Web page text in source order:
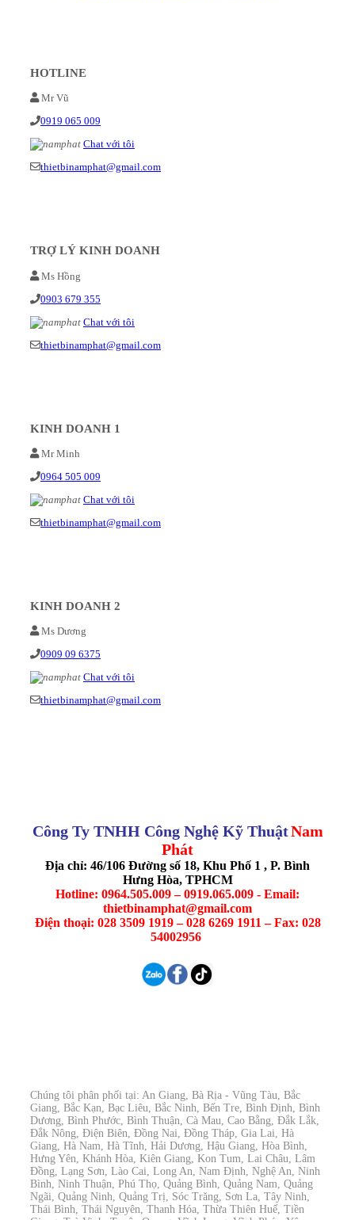
HOTLINE
Mr Vũ
0919 065 009
Chat với tôi
thietbinamphat@gmail.com
TRỢ LÝ KINH DOANH
Ms Hồng
0903 679 355
Chat với tôi
thietbinamphat@gmail.com
KINH DOANH 1
Mr Minh
0964 505 009
Chat với tôi
thietbinamphat@gmail.com
KINH DOANH 2
Ms Dương
0909 09 6375
Chat với tôi
thietbinamphat@gmail.com
Công Ty TNHH Công Nghệ Kỹ ThuậtNam
Phát
Địa chỉ: 46/106 Đường số 18, Khu Phố 1 , P. Bình
Hưng Hòa, TPHCM
Hotline: 0964.505.009 – 0919.065.009 - Email:
thietbinamphat@gmail.com
Điện thoại: 028 3509 1919 – 028 6269 1911 – Fax: 028
54002956
Chúng tôi phân phối tại: An Giang, Bà Rịa - Vũng Tàu, Bắc
Giang, Bắc Kạn, Bạc Liêu, Bắc Ninh, Bến Tre, Bình Định, Bình
Dương, Bình Phước, Bình Thuận, Cà Mau, Cao Bằng, Đắk Lắk,
Đắk Nông, Điện Biên, Đồng Nai, Đồng Tháp, Gia Lai, Hà
Giang, Hà Nam, Hà Tĩnh, Hải Dương, Hậu Giang, Hòa Bình,
Hưng Yên, Khánh Hòa, Kiên Giang, Kon Tum, Lai Châu, Lâm
Đồng, Lạng Sơn, Lào Cai, Long An, Nam Định, Nghệ An, Ninh
Bình, Ninh Thuận, Phú Thọ, Quảng Bình, Quảng Nam, Quảng
Ngãi, Quảng Ninh, Quảng Trị, Sóc Trăng, Sơn La, Tây Ninh,
Thái Bình, Thái Nguyên, Thanh Hóa, Thừa Thiên Huế, Tiền